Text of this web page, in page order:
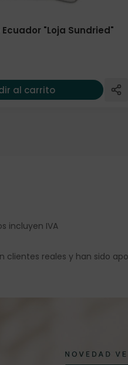
"Loja Sundried"
al carrito
incluyen IVA
clientes reales y han sido